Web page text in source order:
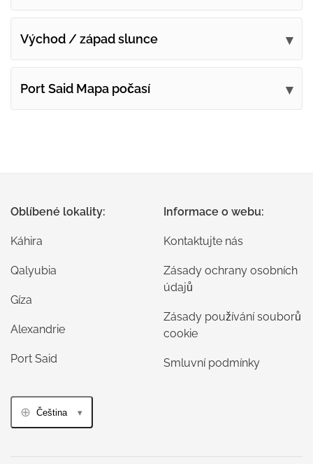
Východ / západ slunce
Port Said Mapa počasí
Oblíbené lokality:
Káhira
Qalyubia
Gíza
Alexandrie
Port Said
Informace o webu:
Kontaktujte nás
Zásady ochrany osobních
údajů
Zásady používání souborů
cookie
Smluvní podmínky
Čeština